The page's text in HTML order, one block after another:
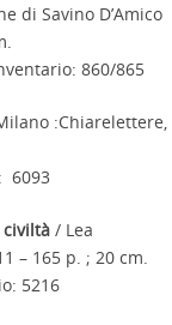
di Savino D’Amico
860/865
:Chiarelettere,
6093
civiltà / Lea
– 165 p. ; 20 cm.
5216